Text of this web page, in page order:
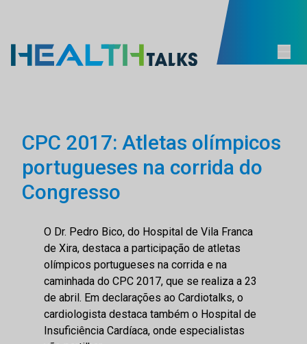
CPC 2017: Atletas olímpicos
portugueses na corrida do
Congresso
O Dr. Pedro Bico, do Hospital de Vila Franca
de Xira, destaca a participação de atletas
olímpicos portugueses na corrida e na
caminhada do CPC 2017, que se realiza a 23
de abril. Em declarações ao Cardiotalks, o
cardiologista destaca também o Hospital de
Insuficiência Cardíaca, onde especialistas